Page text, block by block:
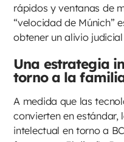
rápidos y ventanas de
“velocidad de Múnich”
obtener un alivio
Una estrategia
torno a la
A medida que las
convierten en
intelectual en torno a